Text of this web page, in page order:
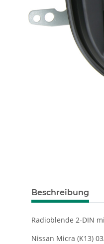
Beschreibung
Radioblende 2-DIN
Nissan Micra (K13)